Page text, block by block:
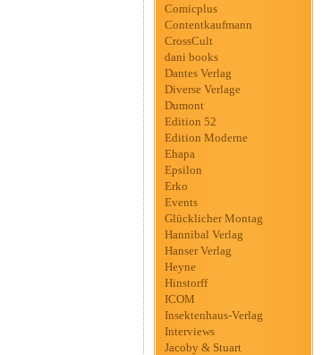
Comicplus
Contentkaufmann
CrossCult
dani books
Dantes Verlag
Diverse Verlage
Dumont
Edition 52
Edition Moderne
Ehapa
Epsilon
Erko
Events
Glücklicher Montag
Hannibal Verlag
Hanser Verlag
Heyne
Hinstorff
ICOM
Insektenhaus-Verlag
Interviews
Jacoby & Stuart